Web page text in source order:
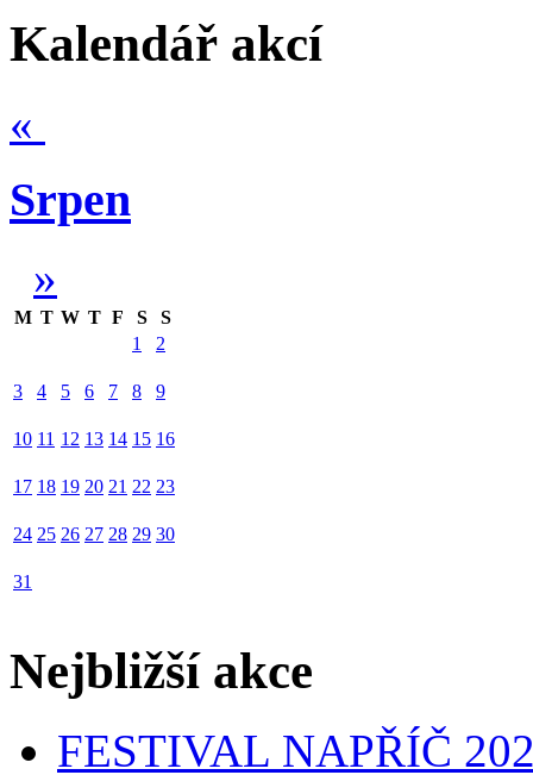
Kalendář akcí
«
Srpen
»
M T W T F S
S
1
2
3 4 5 6 7 8 9
10 11 12 13 14 15 16
17 18 19 20 21 22 23
24 25 26 27 28 29 30
31
Nejbližší akce
FESTIVAL NAPŘÍČ